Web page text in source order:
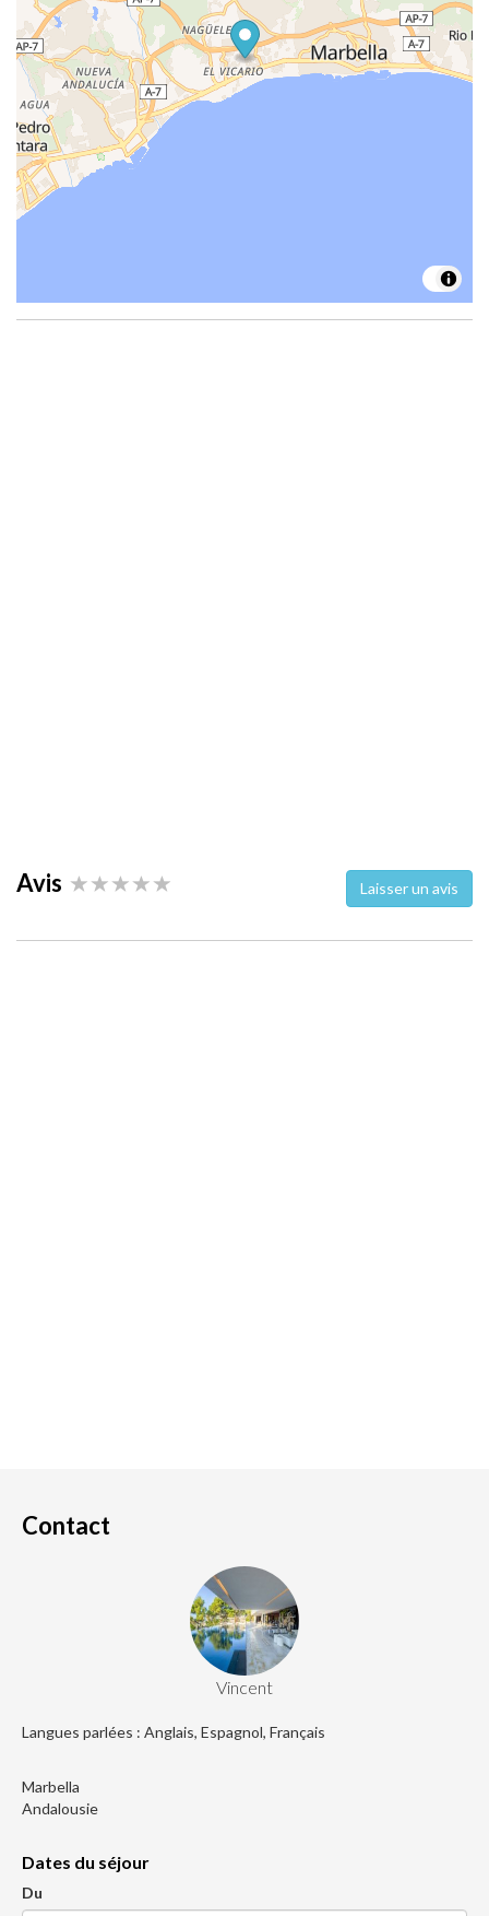
Avis Laisser un avis
Contact
Vincent
Langues parlées : Anglais, Espagnol, Français
Marbella
Andalousie
Dates du séjour
Du